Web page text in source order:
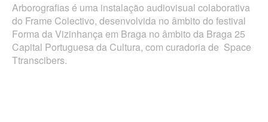
Arborografias é uma instalação audiovisual colaborativa
do Frame Colectivo, desenvolvida no âmbito do festival
Forma da Vizinhança em Braga no âmbito da Braga 25
Capital Portuguesa da Cultura, com curadoria de Space
Ttranscibers.